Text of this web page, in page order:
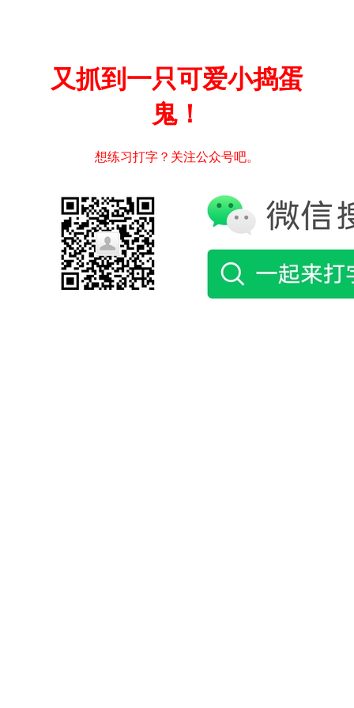
又抓到一只可爱小捣蛋
鬼！
想练习打字？关注公众号吧。